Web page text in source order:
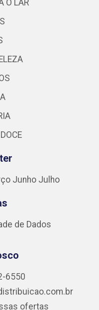
O LAR
Junho Julho
de Dados
6550
ofertas